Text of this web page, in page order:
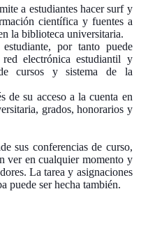
a estudiantes hacer surf y
científica y fuentes a
la biblioteca universitaria.
por tanto puede
electrónica estudiantil y
cursos y sistema de la
de su acceso a la cuenta en
grados, honorarios y
sus conferencias de curso,
ver en cualquier momento y
La tarea y asignaciones
puede ser hecha también.